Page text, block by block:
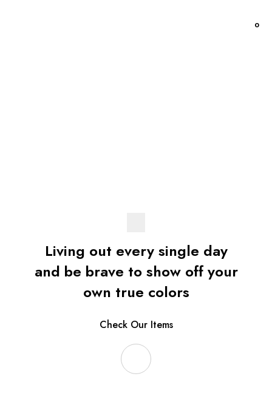
0
Living out every single day
and be brave to show off your
own true colors
Check Our Items